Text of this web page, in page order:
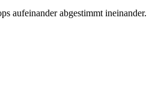
aufeinander abgestimmt ineinander.